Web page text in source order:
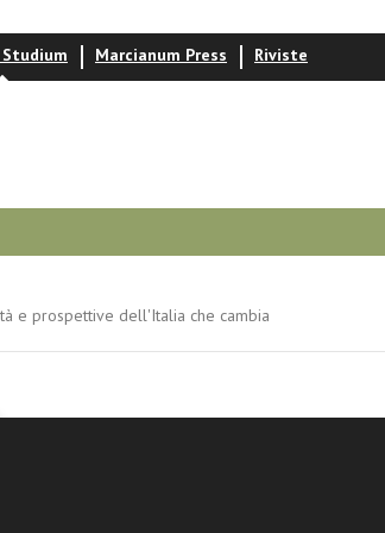
Marcianum Press Riviste
e prospettive dell'Italia che cambia